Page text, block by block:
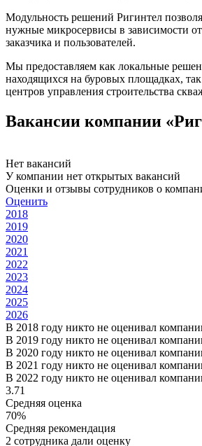
Модульность решений Ригинтел
нужные микросервисы в зависимости
заказчика и пользователей.
Мы предоставляем как локальные
находящихся на буровых площадках,
центров управления строительства
Вакансии компании
Нет вакансий
У компании нет открытых вакансий
Оценки и отзывы сотрудников о
Оценить
2018
2019
2020
2021
2022
2023
2024
2025
2026
В 2018 году никто не оценивал
В 2019 году никто не оценивал
В 2020 году никто не оценивал
В 2021 году никто не оценивал
В 2022 году никто не оценивал
3.71
Средняя оценка
70%
Средняя рекомендация
2 сотрудника дали оценку